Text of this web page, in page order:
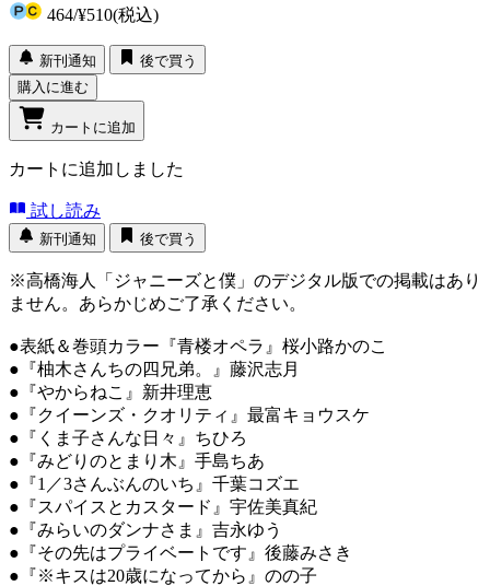
464/¥510(税込)
新刊通知
後で買う
購入に進む
カートに追加
カートに追加しました
試し読み
新刊通知 後で買う
※高橋海人「ジャニーズと僕」のデジタル版での掲載はあり
ません。あらかじめご了承ください。
●表紙＆巻頭カラー『青楼オペラ』桜小路かのこ
●『柚木さんちの四兄弟。』藤沢志月
●『やからねこ』新井理恵
●『クイーンズ・クオリティ』最富キョウスケ
●『くま子さんな日々』ちひろ
●『みどりのとまり木』手島ちあ
●『1／3さんぶんのいち』千葉コズエ
●『スパイスとカスタード』宇佐美真紀
●『みらいのダンナさま』吉永ゆう
●『その先はプライベートです』後藤みさき
●『※キスは20歳になってから』のの子